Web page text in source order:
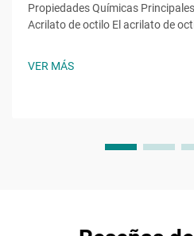
Propiedades Químicas
Acrilato de octilo El acrilato de
una molécula con una cadena
VER MÁS